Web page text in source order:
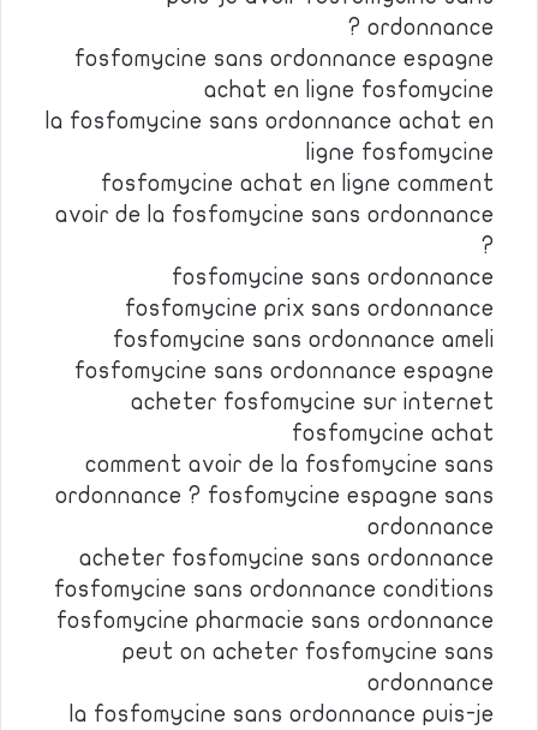
ordonnance ?
fosfomycine sans ordonnance espagne
achat en ligne fosfomycine
la fosfomycine sans ordonnance achat en
ligne fosfomycine
fosfomycine achat en ligne comment
avoir de la fosfomycine sans ordonnance
?
fosfomycine sans ordonnance
fosfomycine prix sans ordonnance
fosfomycine sans ordonnance ameli
fosfomycine sans ordonnance espagne
acheter fosfomycine sur internet
fosfomycine achat
comment avoir de la fosfomycine sans
ordonnance ? fosfomycine espagne sans
ordonnance
acheter fosfomycine sans ordonnance
fosfomycine sans ordonnance conditions
fosfomycine pharmacie sans ordonnance
peut on acheter fosfomycine sans
ordonnance
la fosfomycine sans ordonnance puis-je